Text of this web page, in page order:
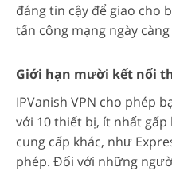
đáng tin cậy để giao cho
tấn công mạng ngày
Giới hạn mười kết nối
IPVanish VPN cho phép
với 10 thiết bị, ít nhất gấp
cung cấp khác, như
phép. Đối với những